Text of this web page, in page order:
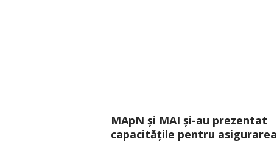
MApN și MAI și-au prezentat
capacitățile pentru asigurarea